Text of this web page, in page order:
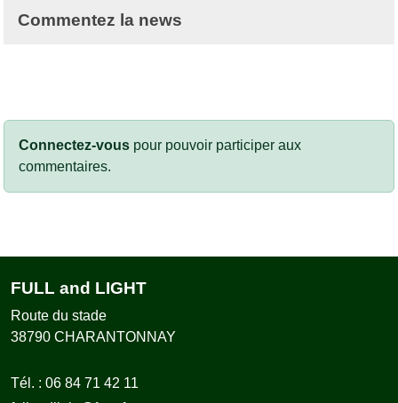
Commentez la news
Connectez-vous pour pouvoir participer aux
commentaires.
FULL and LIGHT
Route du stade
38790 CHARANTONNAY
Tél. : 06 84 71 42 11